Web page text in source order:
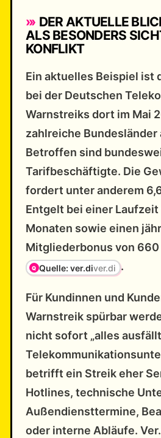
DER AKTUELLE
ALS BESONDERS
KONFLIKT
Ein aktuelles Beispiel ist
bei der Deutschen
Warnstreiks dort im Mai
zahlreiche
Betroffen sind
Tarifbeschäftigte. Die
fordert unter anderem
Entgelt bei einer
Monaten sowie einen
Mitgliederbonus von 660
Quelle: ver.diver.di .
Für Kundinnen und
Warnstreik spürbar
nicht sofort „alles
betrifft ein Streik eher
Hotlines, technische
Außendiensttermine,
oder interne Abläufe.